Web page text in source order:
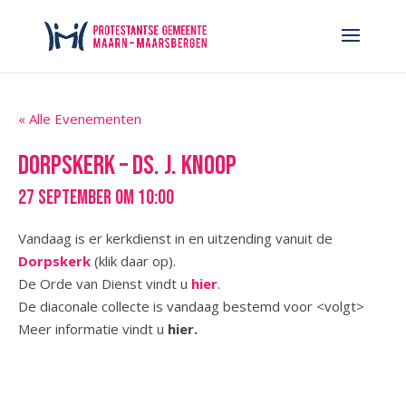
« Alle Evenementen
Dorpskerk – ds. J. Knoop
27 september om 10:00
Vandaag is er kerkdienst in en uitzending vanuit de
Dorpskerk (klik daar op).
De Orde van Dienst vindt u hier.
De diaconale collecte is vandaag bestemd voor <volgt>
Meer informatie vindt u hier.